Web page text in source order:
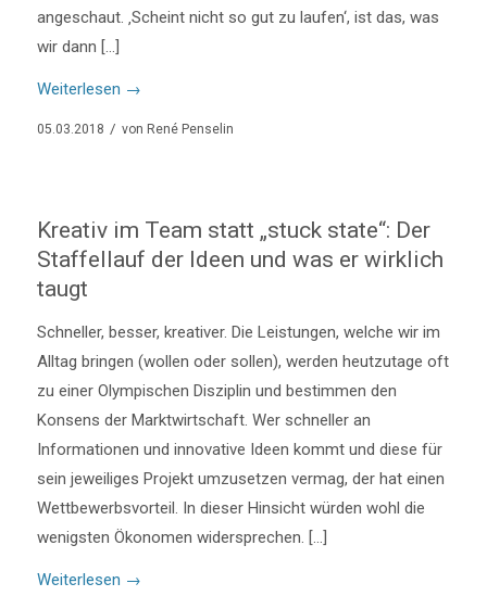
angeschaut. ‚Scheint nicht so gut zu laufen‘, ist das, was
wir dann […]
Weiterlesen →
05.03.2018 / von René Penselin
Kreativ im Team statt „stuck state“: Der
Staffellauf der Ideen und was er wirklich
taugt
Schneller, besser, kreativer. Die Leistungen, welche wir im
Alltag bringen (wollen oder sollen), werden heutzutage oft
zu einer Olympischen Disziplin und bestimmen den
Konsens der Marktwirtschaft. Wer schneller an
Informationen und innovative Ideen kommt und diese für
sein jeweiliges Projekt umzusetzen vermag, der hat einen
Wettbewerbsvorteil. In dieser Hinsicht würden wohl die
wenigsten Ökonomen widersprechen. […]
Weiterlesen →